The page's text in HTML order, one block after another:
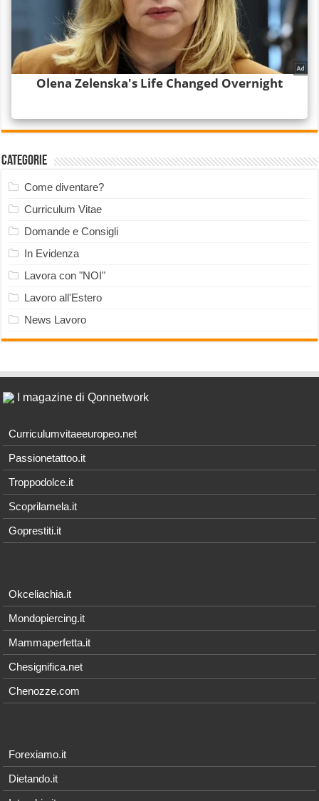
Categorie
Come diventare?
Curriculum Vitae
Domande e Consigli
In Evidenza
Lavora con "NOI"
Lavoro all'Estero
News Lavoro
I magazine di Qonnetwork
Curriculumvitaeeuropeo.net
Passionetattoo.it
Troppodolce.it
Scoprilamela.it
Goprestiti.it
Okceliachia.it
Mondopiercing.it
Mammaperfetta.it
Chesignifica.net
Chenozze.com
Forexiamo.it
Dietando.it